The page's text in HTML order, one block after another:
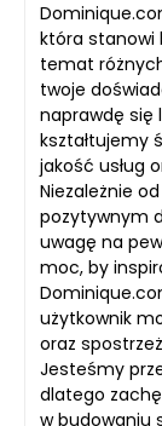
która stanowi
temat
twoje
naprawdę się
kształtujemy
jakość usług
Niezależnie
pozytywnym
uwagę na
moc, by
użytkownik
oraz
Jesteśmy
dlatego
w budowaniu